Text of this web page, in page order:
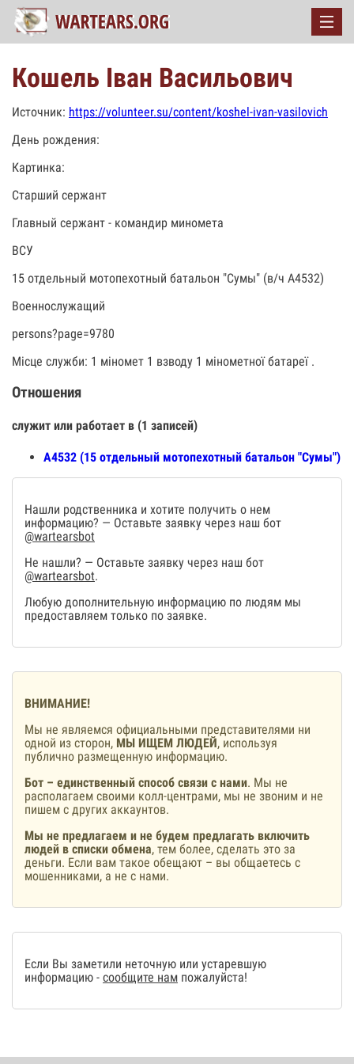
Кошель Іван Васильович
Источник: https://volunteer.su/content/koshel-ivan-vasilovich
День рождения:
Картинка:
Старший сержант
Главный сержант - командир миномета
ВСУ
15 отдельный мотопехотный батальон "Сумы" (в/ч А4532)
Военнослужащий
persons?page=9780
Місце служби: 1 міномет 1 взводу 1 мінометної батареї .
Отношения
служит или работает в (1 записей)
А4532 (15 отдельный мотопехотный батальон "Сумы")
Нашли родственника и хотите получить о нем
информацию? — Оставьте заявку через наш бот
@wartearsbot
Не нашли? — Оставьте заявку через наш бот
@wartearsbot.
Любую дополнительную информацию по людям мы
предоставляем только по заявке.
ВНИМАНИЕ!
Мы не являемся официальными представителями ни
одной из сторон, МЫ ИЩЕМ ЛЮДЕЙ, используя
публично размещенную информацию.
Бот – единственный способ связи с нами. Мы не
располагаем своими колл-центрами, мы не звоним и не
пишем с других аккаунтов.
Мы не предлагаем и не будем предлагать включить
людей в списки обмена, тем более, сделать это за
деньги. Если вам такое обещают – вы общаетесь с
мошенниками, а не с нами.
Если Вы заметили неточную или устаревшую
информацию - сообщите нам пожалуйста!